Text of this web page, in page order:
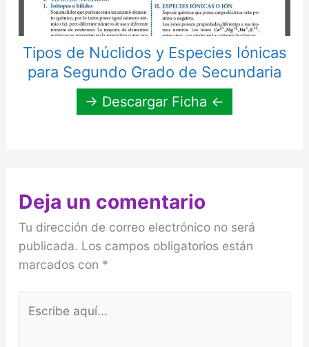
Tipos de Núclidos y Especies Iónicas
para Segundo Grado de Secundaria
→ Descargar Ficha ←
Deja un comentario
Tu dirección de correo electrónico no será
publicada. Los campos obligatorios están
marcados con *
aquí...